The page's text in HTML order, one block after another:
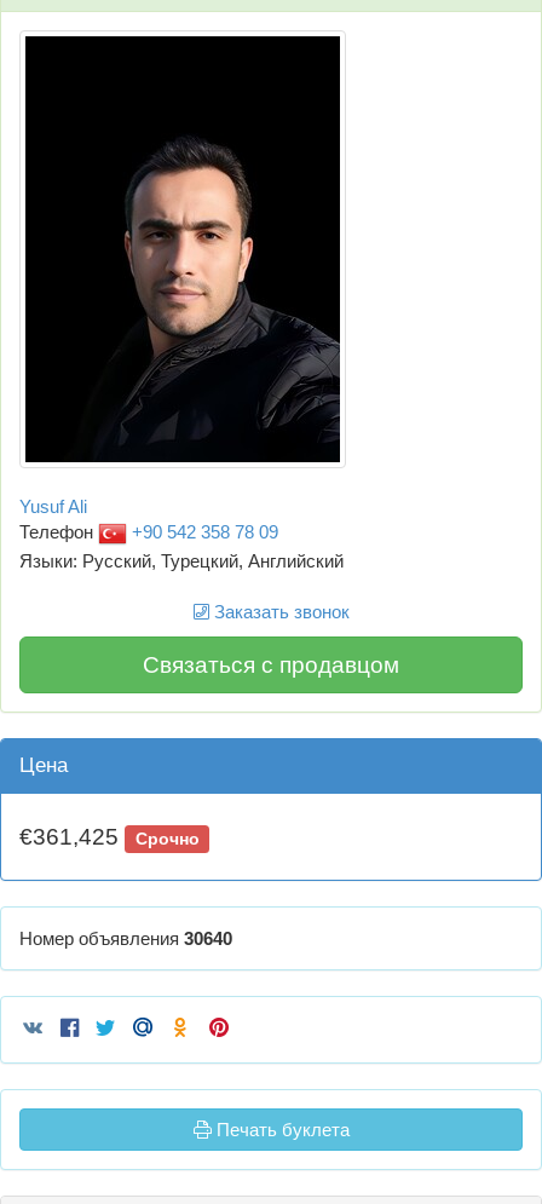
Yusuf Ali
Телефон
+90 542 358 78 09
Языки: Русский, Турецкий, Английский
Заказать звонок
Связаться с продавцом
Цена
€361,425 Срочно
Номер объявления 30640
Печать буклета